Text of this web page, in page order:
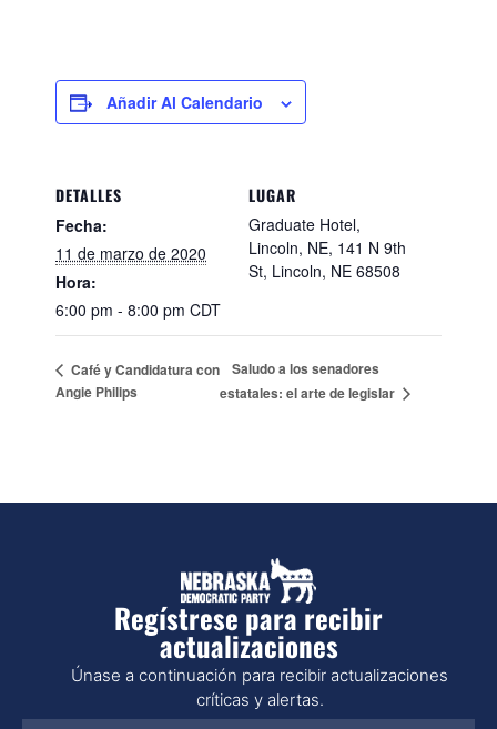
Añadir Al Calendario
DETALLES
Fecha:
11 de marzo de 2020
Hora:
6:00 pm - 8:00 pm CDT
LUGAR
Graduate Hotel,
Lincoln, NE, 141 N 9th
St, Lincoln, NE 68508
Café y Candidatura con
Angie Philips
Saludo a los senadores
estatales: el arte de legislar
Regístrese para recibir
actualizaciones
Únase a continuación para recibir actualizaciones
críticas y alertas.